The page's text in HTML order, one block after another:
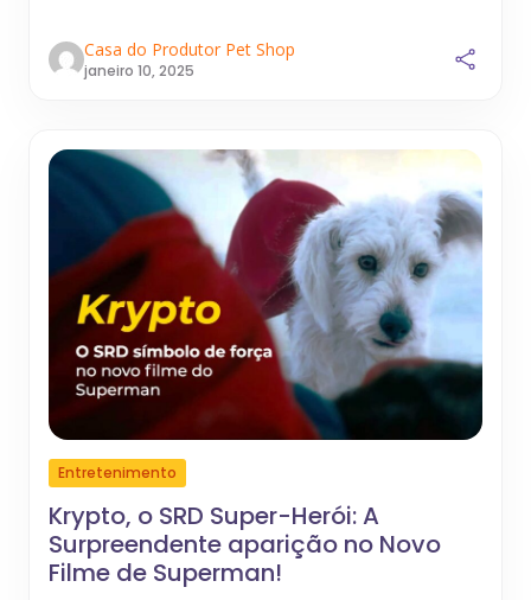
Casa do Produtor Pet Shop
janeiro 10, 2025
Entretenimento
Krypto, o SRD Super-Herói: A
Surpreendente aparição no Novo
Filme de Superman!